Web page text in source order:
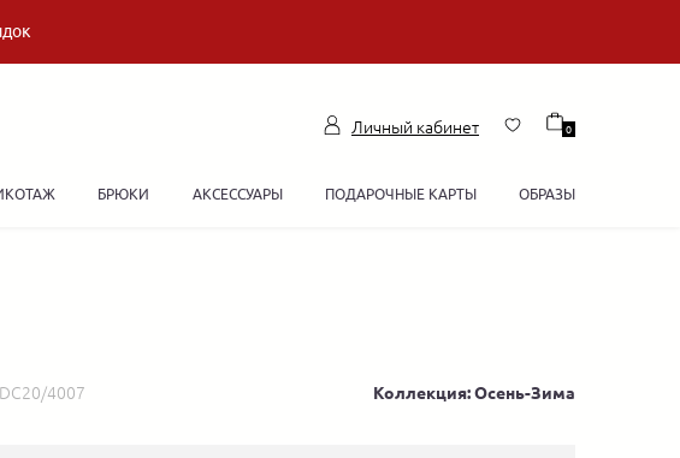
Личный кабинет 0
БРЮКИ АКСЕССУАРЫ ПОДАРОЧНЫЕ КАРТЫ ОБРАЗЫ
4007 Коллекция: Осень-Зима